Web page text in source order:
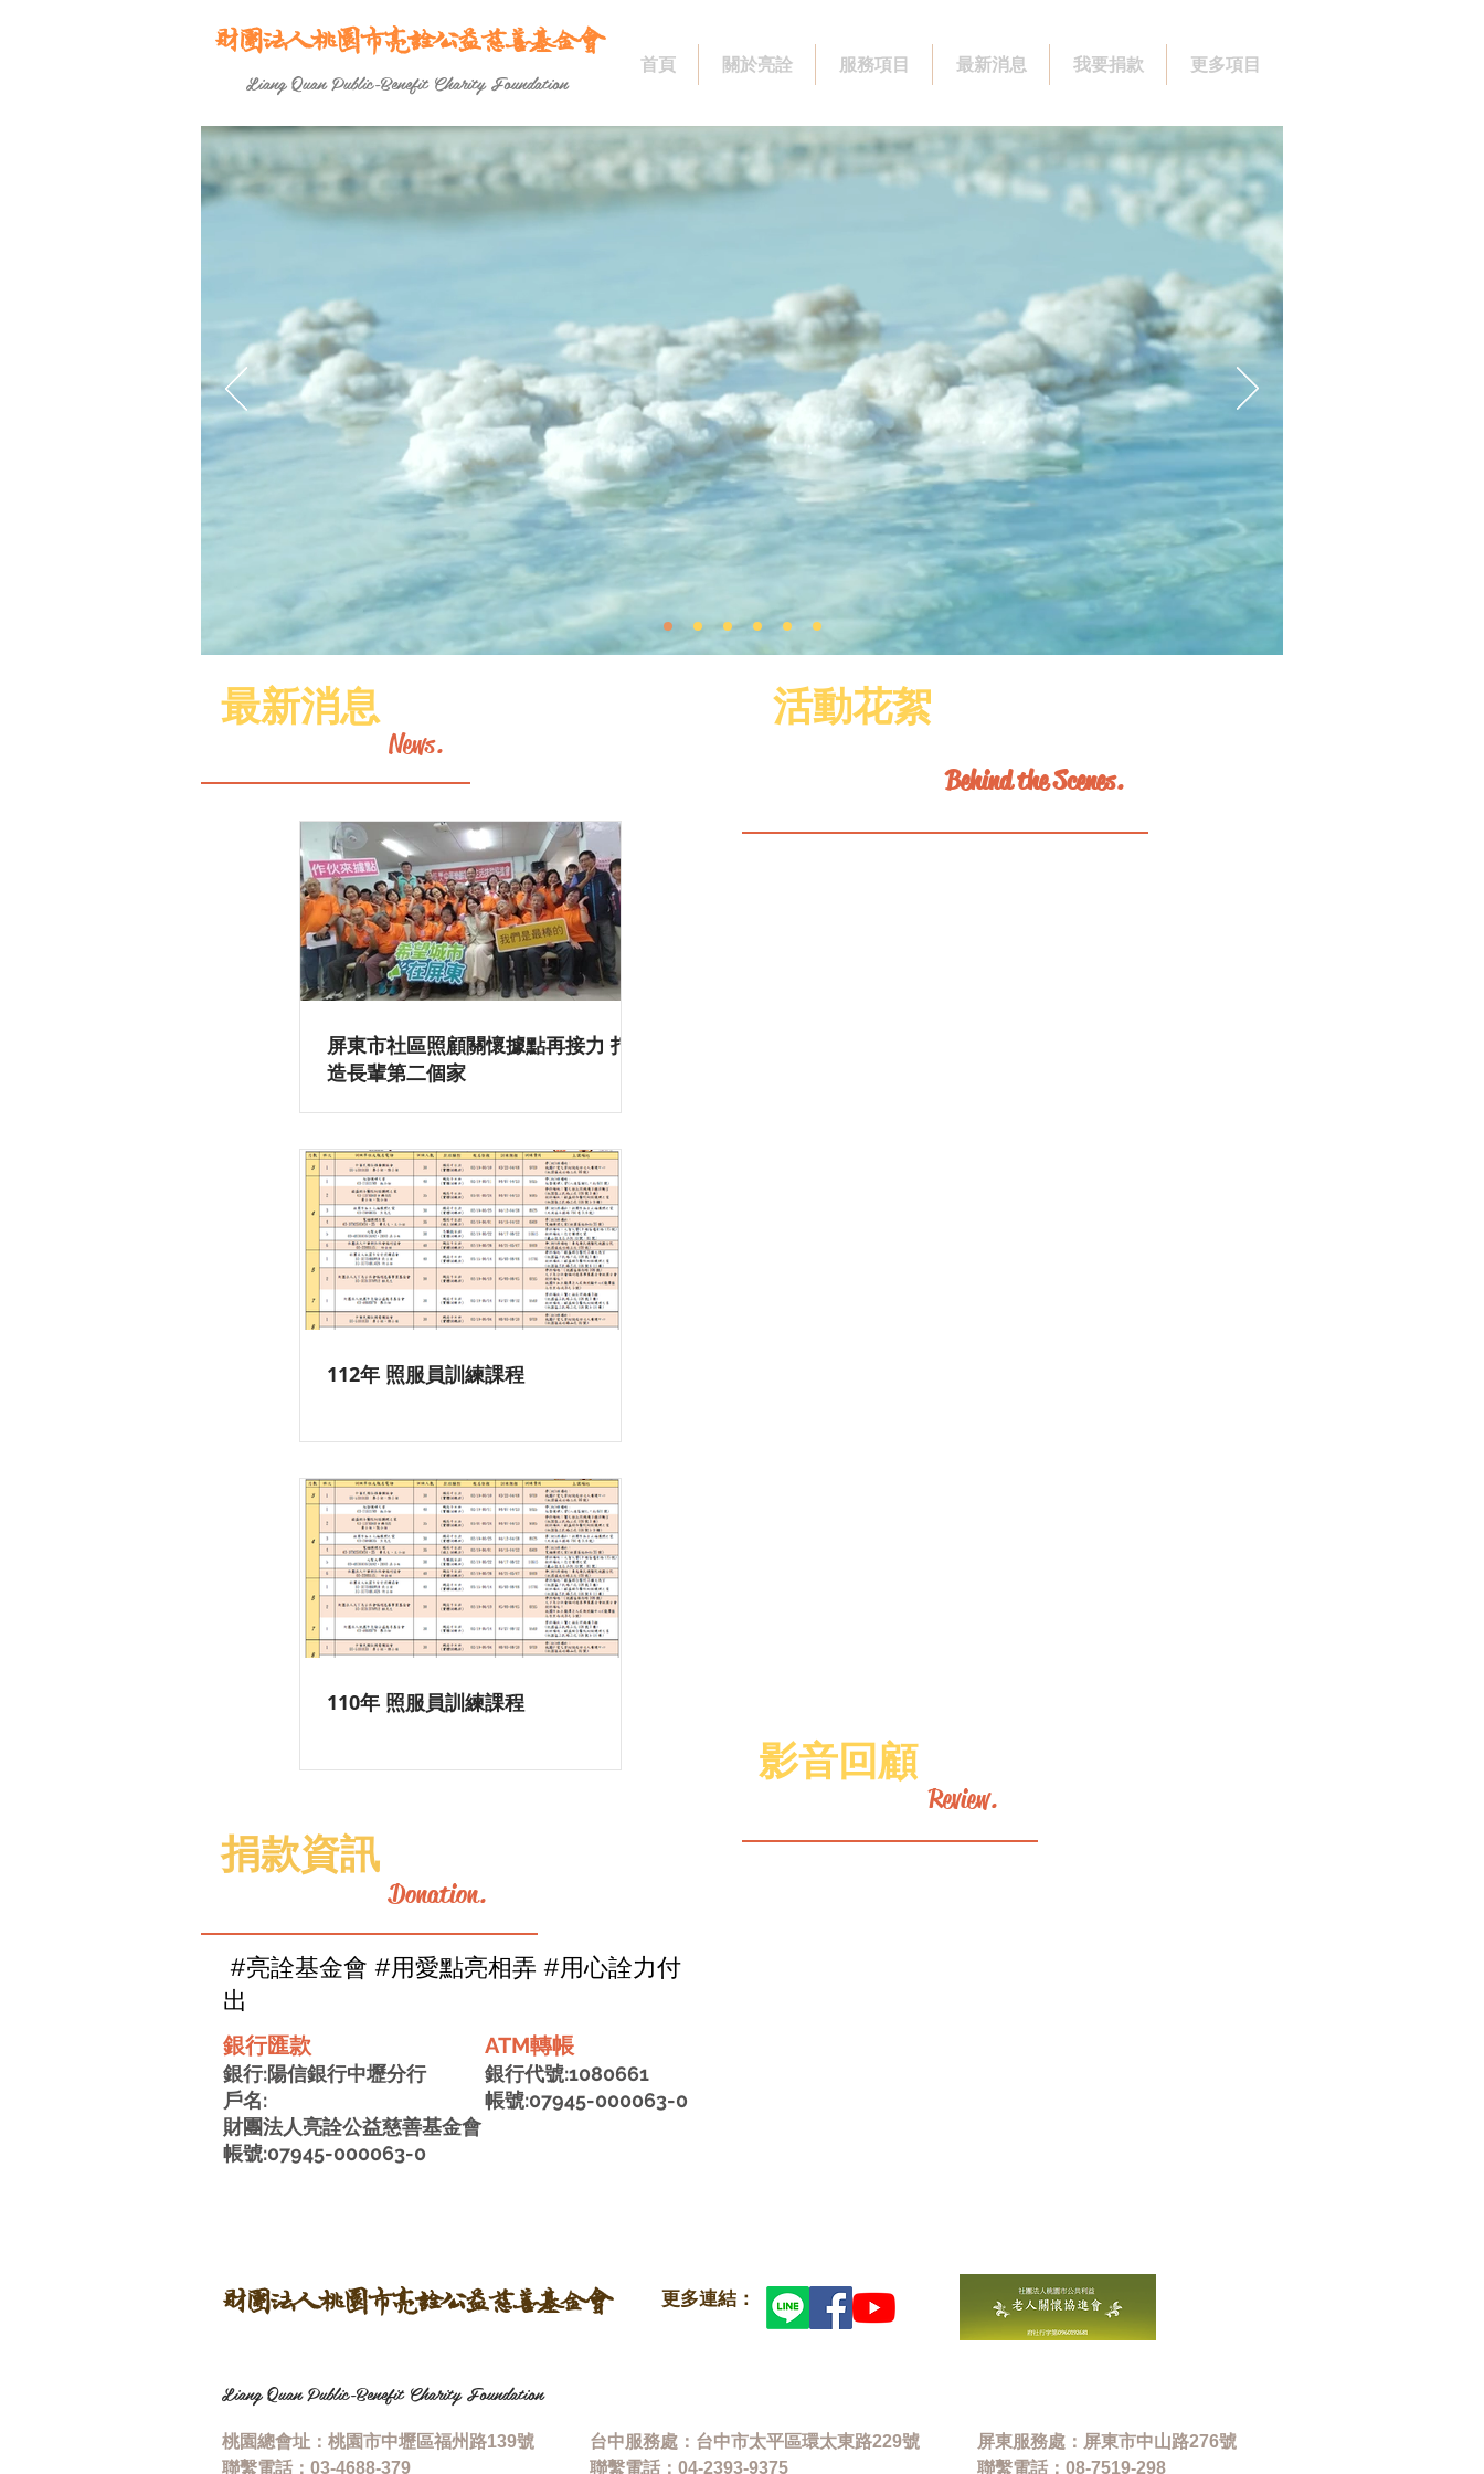
財團法人桃園市亮詮公益慈善基金會
Liang Quan Public-Benefit Charity Foundation
首頁 關於亮詮 服務項目 最新消息 我要捐款 更多項目
最新消息
News.
屏東市社區照顧關懷據點再接力 打
造長輩第二個家
112年 照服員訓練課程
110年 照服員訓練課程
Behind the Scenes.
活動花絮
捐款資訊
Donation.
#亮詮基金會 #用愛點亮相弄 #用心詮力付
出
銀行匯款
銀行:陽信銀行中壢分行
戶名:
財團法人亮詮公益慈善基金會
帳號:07945-000063-0
ATM轉帳
銀行代號:1080661
帳號:07945-000063-0
Review.
影音回顧
財團法人桃園市亮詮公益慈善基金會 更多連結：
Liang Quan Public-Benefit Charity Foundation
桃園總會址：桃園市中壢區福州路139號
聯繫電話： 03-4688-379
台中服務處：台中市太平區環太東路229號
聯繫電話：04-2393-9375
屏東服務處：屏東市中山路276號
聯繫電話：08-7519-298